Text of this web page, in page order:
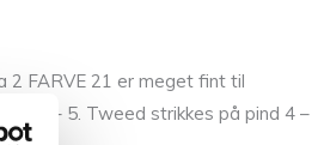
2 FARVE 21 er meget fint til
3,5 – 5. Tweed strikkes på pind 4 –